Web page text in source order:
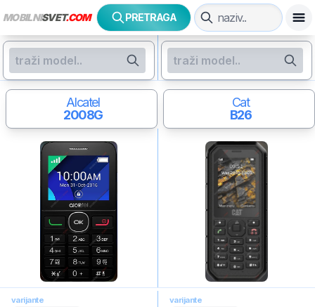
MOBILNISVET.COM PRETRAGA
Alcatel
2008G
Cat
B26
varijante varijante